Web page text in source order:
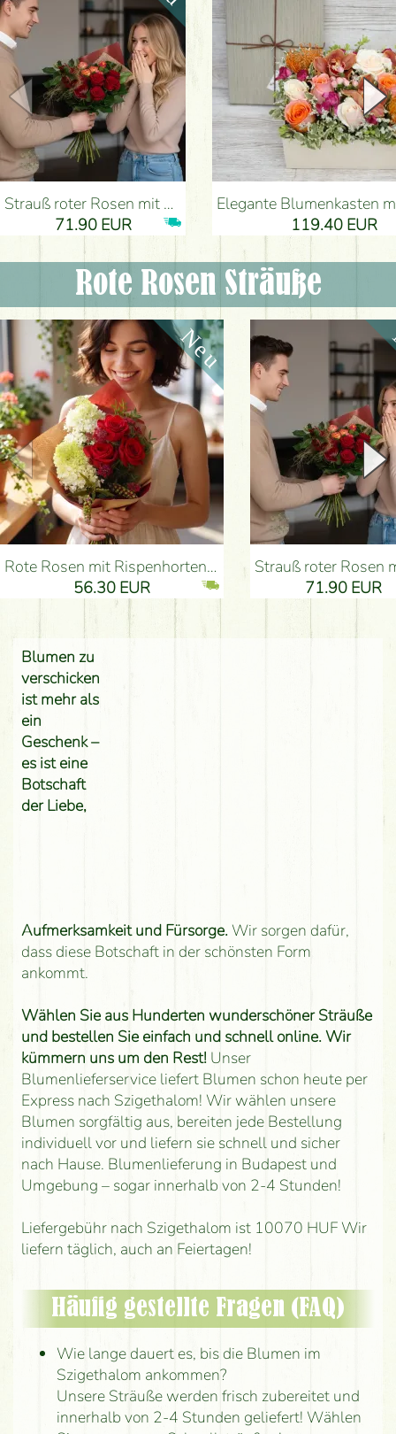
Strauß roter Rosen mit Anthurium - Blumenlieferung Budapest
71.90 EUR
Elegante Blumenkasten mit Orchidee (14 Stiele) -
119.40 EUR
Rote Rosen Sträuße
Rote Rosen mit Rispenhortensien und kleinen Blumen - Blumenlieferung Budapest
56.30 EUR
Strauß roter Rosen mit Anthurium - Blumenlieferung
71.90 EUR
Blumen zu
verschicken
ist mehr als
ein
Geschenk –
es ist eine
Botschaft
der Liebe,
Aufmerksamkeit und Fürsorge.Wir sorgen dafür,
dass diese Botschaft in der schönsten Form
ankommt.
Wählen Sie aus Hunderten wunderschöner Sträuße
und bestellen Sie einfach und schnell online. Wir
kümmern uns um den Rest!Unser
Blumenlieferservice liefert Blumen schon heute per
Express nach Szigethalom! Wir wählen unsere
Blumen sorgfältig aus, bereiten jede Bestellung
individuell vor und liefern sie schnell und sicher
nach Hause. Blumenlieferung in Budapest und
Umgebung – sogar innerhalb von 2-4 Stunden!
Liefergebühr nach Szigethalom ist 10070 HUF Wir
liefern täglich, auch an Feiertagen!
Häufig gestellte Fragen (FAQ)
Wie lange dauert es, bis die Blumen im
Szigethalom ankommen?
Unsere Sträuße werden frisch zubereitet und
innerhalb von 2-4 Stunden geliefert! Wählen